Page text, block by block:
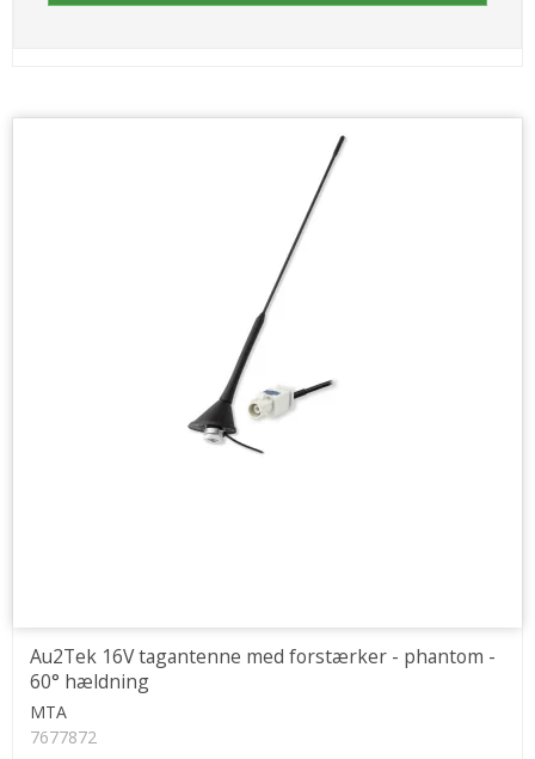
Au2Tek 16V tagantenne med forstærker - phantom -
60° hældning
MTA
7677872